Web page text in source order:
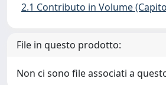
2.1 Contributo in Volume
File in questo prodotto:
Non ci sono file associati a